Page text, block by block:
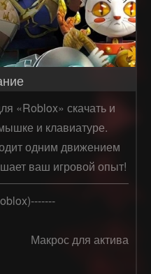
«Roblox» скачать и
и клавиатуре.
одним движением
ваш игровой опыт!